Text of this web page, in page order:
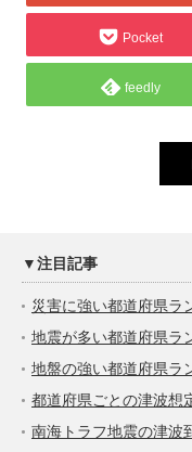
Pocket
feedly
▼注目記事
災害に強い都道府県ラ
地震が多い都道府県ラ
地盤の強い都道府県ラ
都道府県ごとの津波想
南海トラフ地震の津波